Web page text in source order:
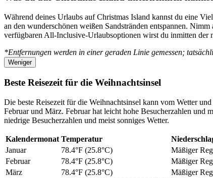
Während deines Urlaubs auf Christmas Island kannst du eine
an den wunderschönen weißen Sandstränden entspannen.
verfügbaren All-Inclusive-Urlaubsoptionen wirst du inmitten der
*Entfernungen werden in einer geraden Linie gemessen;
Weniger
Beste Reisezeit für die Weihnachtsinsel
Die beste Reisezeit für die Weihnachtsinsel kann vom Wetter
Februar und März. Februar hat leicht hohe Besucherzahlen und
niedrige Besucherzahlen und meist sonniges Wetter.
Kalendermonat Temperatur
Januar
78.4°F (25.8°C) Mäßiger
Februar
78.4°F (25.8°C) Mäßiger
März
78.4°F (25.8°C) Mäßiger